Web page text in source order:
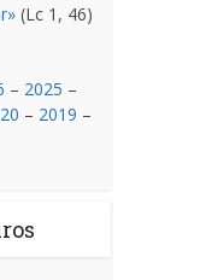
(Lc 1, 46)
– 2025 –
– 2019 –